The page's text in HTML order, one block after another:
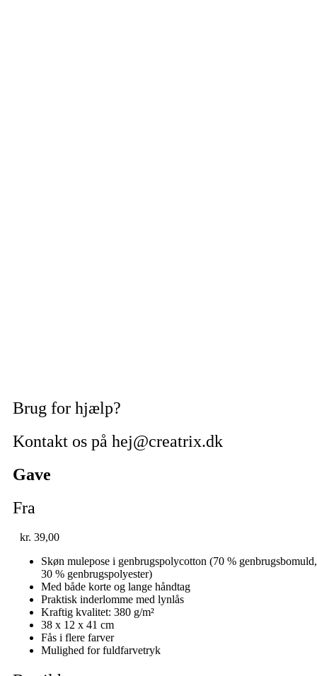
Brug for hjælp?
Kontakt os på hej@creatrix.dk
Gave
Fra
kr. 39,00
Skøn mulepose i genbrugspolycotton (70 % genbrugsbomuld,
30 % genbrugspolyester)
Med både korte og lange håndtag
Praktisk inderlomme med lynlås
Kraftig kvalitet: 380 g/m²
38 x 12 x 41 cm
Fås i flere farver
Mulighed for fuldfarvetryk